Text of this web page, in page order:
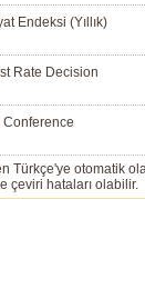
Endeksi (Yıllık)
Rate Decision
Conference
Türkçe'ye otomatik
çeviri hataları olabilir.